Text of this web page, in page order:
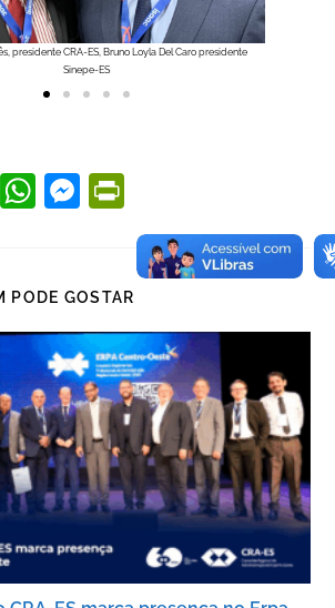
do CRA-ES, Moacir Lellis, Chanceler SINEPE-ES e
Pedro Prêmoli, Superintente do CRA-ES
Li W
s
A
p
p
M
e
n
g
er
in
tF
ri
e
n
dl
y
PODE GOSTAR